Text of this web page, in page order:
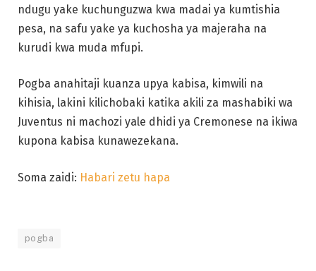
ndugu yake kuchunguzwa kwa madai ya kumtishia
pesa, na safu yake ya kuchosha ya majeraha na
kurudi kwa muda mfupi.
Pogba anahitaji kuanza upya kabisa, kimwili na
kihisia, lakini kilichobaki katika akili za mashabiki wa
Juventus ni machozi yale dhidi ya Cremonese na ikiwa
kupona kabisa kunawezekana.
Soma zaidi: Habari zetu hapa
pogba